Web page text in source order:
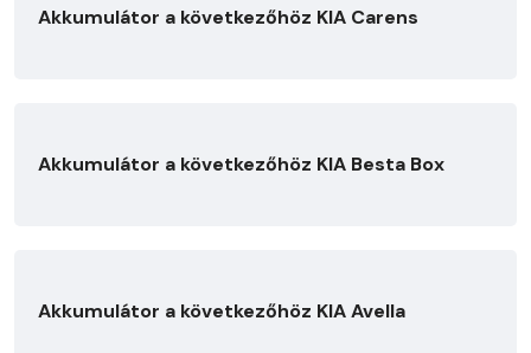
Akkumulátor a következőhöz KIA Carens
Akkumulátor a következőhöz KIA Besta Box
Akkumulátor a következőhöz KIA Avella